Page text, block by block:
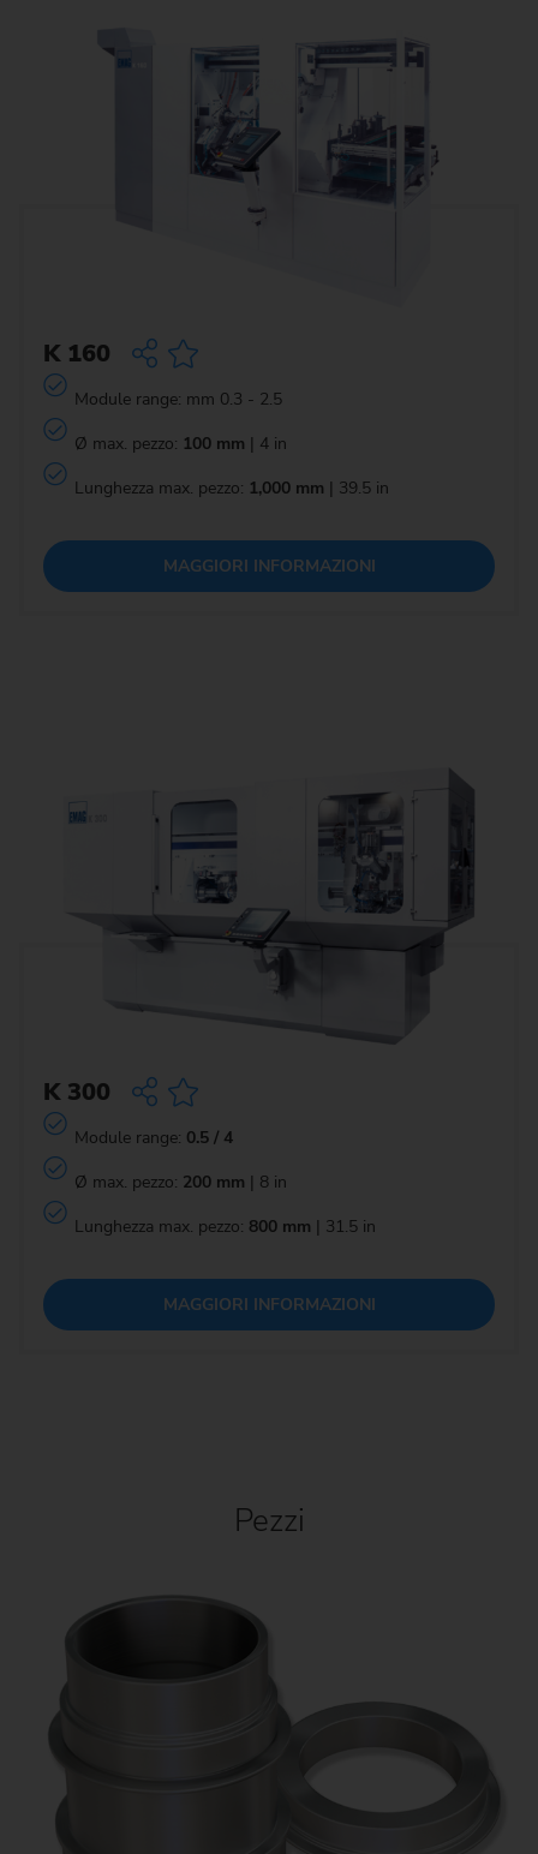
K 160
Module range: mm 0.3 - 2.5
Ø max. pezzo: 100 mm | 4 in
Lunghezza max. pezzo: 1,000 mm | 39.5 in
MAGGIORI INFORMAZIONI
K 300
Module range: 0.5 / 4
Ø max. pezzo: 200 mm | 8 in
Lunghezza max. pezzo: 800 mm | 31.5 in
MAGGIORI INFORMAZIONI
Pezzi